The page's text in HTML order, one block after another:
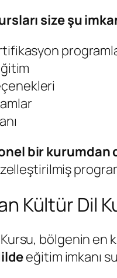
size şu
bir kurumdan
Kültür Dil
bölgenin en
eğitim imkanı